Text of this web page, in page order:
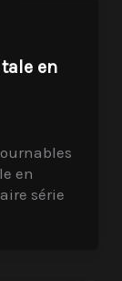
en
en
série